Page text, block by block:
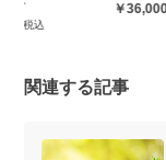
関連する記事